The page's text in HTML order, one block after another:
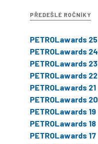
PŘEDEŠLÉ ROČNÍKY
PETROLawards 25
PETROLawards 24
PETROLawards 23
PETROLawards 22
PETROLawards 21
PETROLawards 20
PETROLawards 19
PETROLawards 18
PETROLawards 17